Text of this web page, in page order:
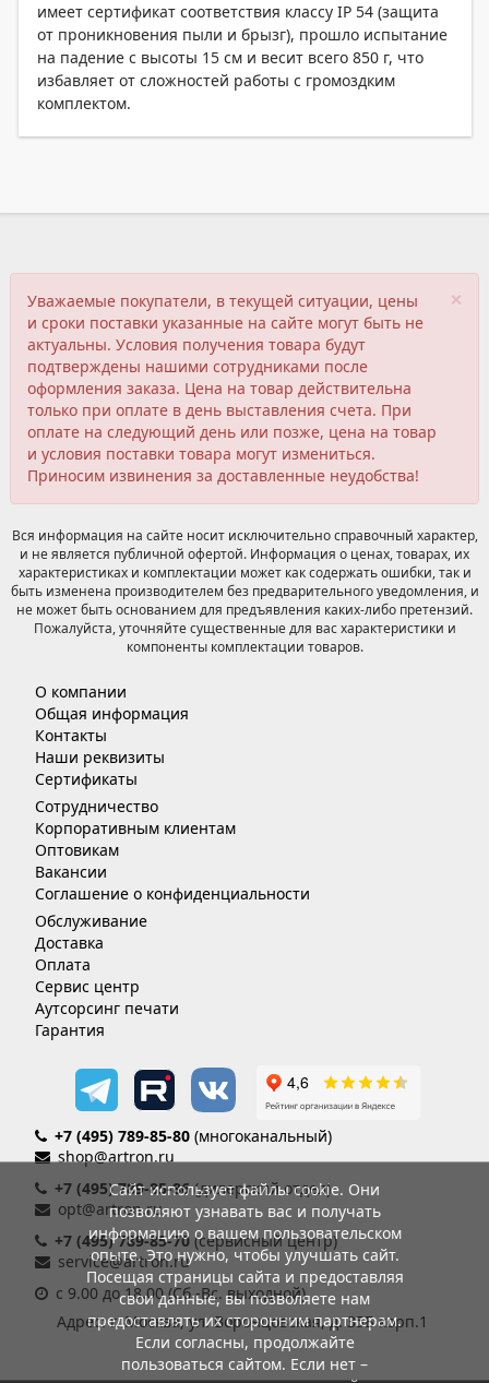
имеет сертификат соответствия классу IP 54 (защита
от проникновения пыли и брызг), прошло испытание
на падение с высоты 15 см и весит всего 850 г, что
избавляет от сложностей работы с громоздким
комплектом.
×
Уважаемые покупатели, в текущей ситуации, цены
и сроки поставки указанные на сайте могут быть не
актуальны. Условия получения товара будут
подтверждены нашими сотрудниками после
оформления заказа. Цена на товар действительна
только при оплате в день выставления счета. При
оплате на следующий день или позже, цена на товар
и условия поставки товара могут измениться.
Приносим извинения за доставленные неудобства!
Вся информация на сайте носит исключительно справочный характер,
и не является публичной офертой. Информация о ценах, товарах, их
характеристиках и комплектации может как содержать ошибки, так и
быть изменена производителем без предварительного уведомления, и
не может быть основанием для предъявления каких-либо претензий.
Пожалуйста, уточняйте существенные для вас характеристики и
компоненты комплектации товаров.
О компании
Общая информация
Контакты
Наши реквизиты
Сертификаты
Сотрудничество
Корпоративным клиентам
Оптовикам
Вакансии
Соглашение о конфиденциальности
Обслуживание
Доставка
Оплата
Сервис центр
Аутсорсинг печати
Гарантия
+7 (495) 789-85-80 (многоканальный)
shop@artron.ru
+7 (495) 789-85-86(дилерский отдел)
opt@artron.ru
+7 (495) 789-85-70 (сервисный центр)
service@artron.ru
с 9.00 до 18.00 (Сб.-Вс. выходной)
Адрес: г. Москва, ул. Воронцовская, д. 35Б корп.1
Сайт использует файлы cookie. Они
позволяют узнавать вас и получать
информацию о вашем пользовательском
опыте. Это нужно, чтобы улучшать сайт.
Посещая страницы сайта и предоставляя
свои данные, вы позволяете нам
предоставлять их сторонним партнерам.
Если согласны, продолжайте
пользоваться сайтом. Если нет –